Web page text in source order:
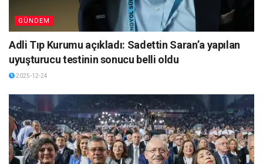
GÜNDEM
Adli Tıp Kurumu açıkladı: Sadettin Saran’a yapılan
uyuşturucu testinin sonucu belli oldu
2025-12-24